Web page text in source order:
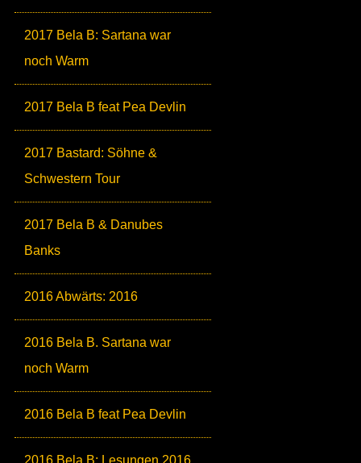
2017 Bela B: Sartana war
noch Warm
2017 Bela B feat Pea Devlin
2017 Bastard: Söhne &
Schwestern Tour
2017 Bela B & Danubes
Banks
2016 Abwärts: 2016
2016 Bela B. Sartana war
noch Warm
2016 Bela B feat Pea Devlin
2016 Bela B: Lesungen 2016